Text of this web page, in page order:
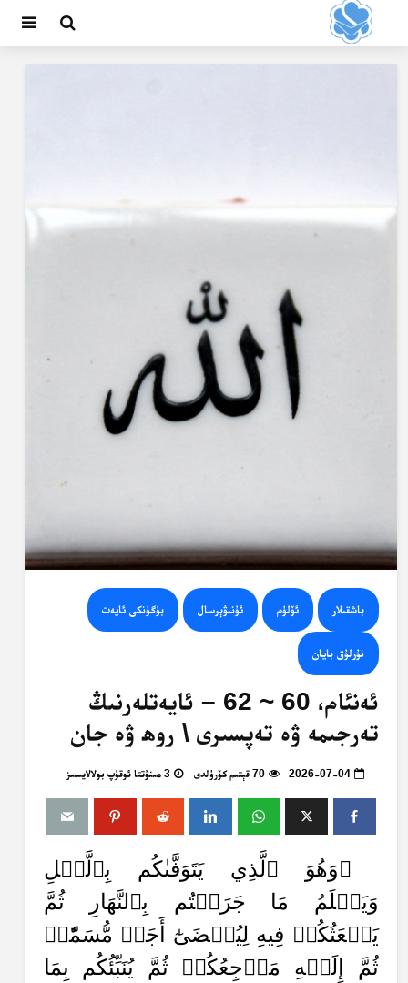
باشقىلار ئۆلۈم ئۇنىۋېرسال بۈگۈنكى ئايەت
نۇرلۇق بايان
ئەنئام، 60 ~ 62 – ئايەتلەرنىڭ
تەرجىمە ۋە تەپسىرى \ روھ ۋە جان
2026-07-04 70 قېتىم كۆرۈلدى 3 مىنۇتتا ئوقۇپ بولالايسىز
﴿وَهُوَ ٱلَّذِي يَتَوَفَّىٰكُم بِٱلَّيۡلِ
وَيَعۡلَمُ مَا جَرَحۡتُم بِٱلنَّهَارِ ثُمَّ
يَبۡعَثُكُمۡ فِيهِ لِيُقۡضَىٰٓ أَجَلٞ مُّسَمّٗىۖ
ثُمَّ إِلَيۡهِ مَرۡجِعُكُمۡ ثُمَّ يُنَبِّئُكُم بِمَا